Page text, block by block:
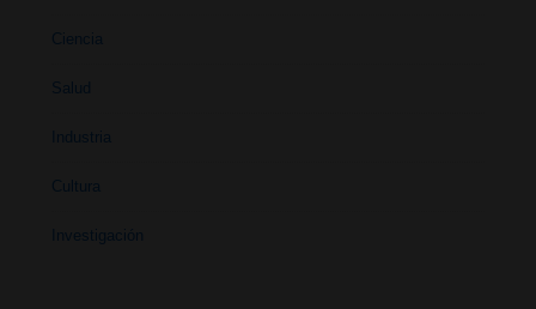
Ciencia
Salud
Industria
Cultura
Investigación